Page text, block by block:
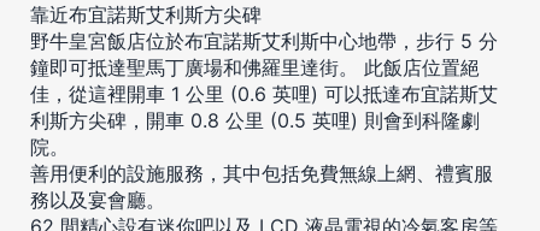
靠近布宜諾斯艾利斯方尖碑
野牛皇宮飯店位於布宜諾斯艾利斯中心地帶，步行 5 分
鐘即可抵達聖馬丁廣場和佛羅里達街。 此飯店位置絕
佳，從這裡開車 1 公里 (0.6 英哩) 可以抵達布宜諾斯艾
利斯方尖碑，開車 0.8 公里 (0.5 英哩) 則會到科隆劇
院。
善用便利的設施服務，其中包括免費無線上網、禮賓服
務以及宴會廳。
62 間精心設有迷你吧以及 LCD 液晶電視的冷氣客房等